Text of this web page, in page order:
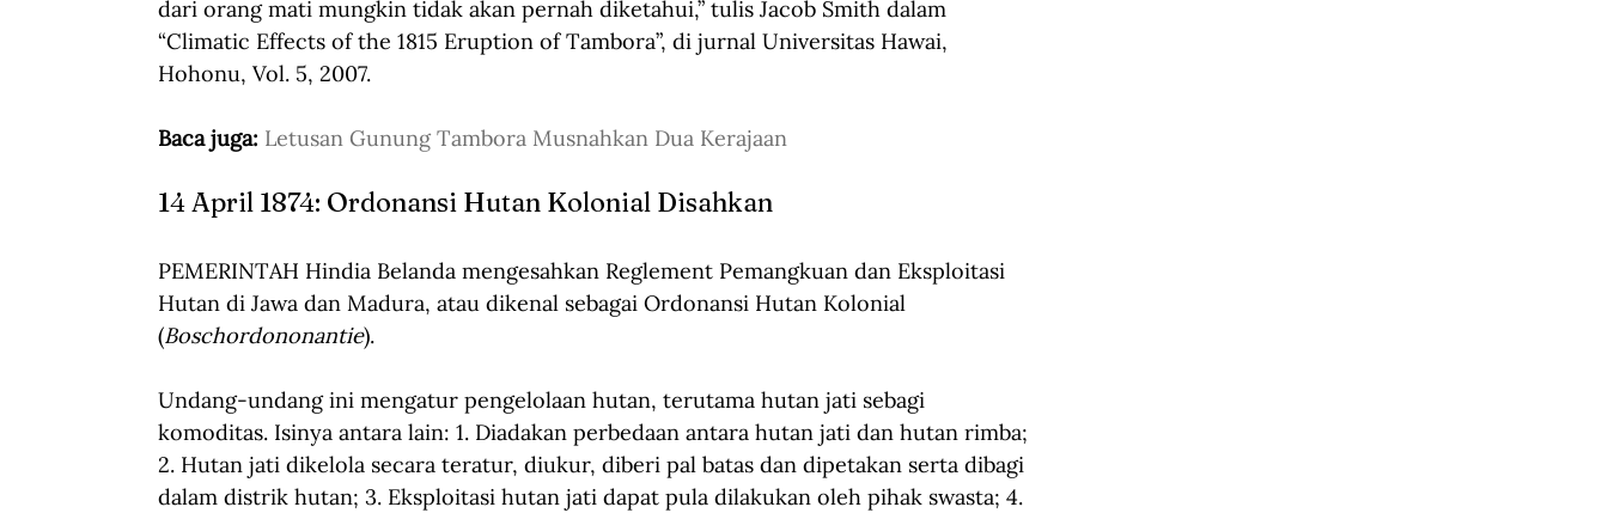
dari orang mati mungkin tidak akan pernah diketahui,” tulis Jacob Smith dalam
“Climatic Effects of the 1815 Eruption of Tambora”, di jurnal Universitas Hawai,
Hohonu, Vol. 5, 2007.
Baca juga: Letusan Gunung Tambora Musnahkan Dua Kerajaan
14 April 1874: Ordonansi Hutan Kolonial Disahkan
PEMERINTAH Hindia Belanda mengesahkan Reglement Pemangkuan dan Eksploitasi
Hutan di Jawa dan Madura, atau dikenal sebagai Ordonansi Hutan Kolonial
(Boschordononantie).
Undang-undang ini mengatur pengelolaan hutan, terutama hutan jati sebagi
komoditas. Isinya antara lain: 1. Diadakan perbedaan antara hutan jati dan hutan rimba;
2. Hutan jati dikelola secara teratur, diukur, diberi pal batas dan dipetakan serta dibagi
dalam distrik hutan; 3. Eksploitasi hutan jati dapat pula dilakukan oleh pihak swasta; 4.